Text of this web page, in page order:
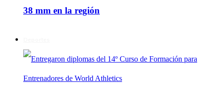
38 mm en la región